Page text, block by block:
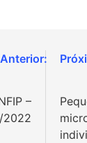
–
2022